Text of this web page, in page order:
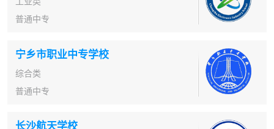
普通中专
宁乡市职业中专学校
综合类
普通中专
长沙航天学校